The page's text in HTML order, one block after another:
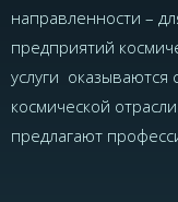
направленности –
предприятий
услуги
космической
предлагают